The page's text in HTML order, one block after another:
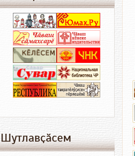
Шутлавҫӑсем